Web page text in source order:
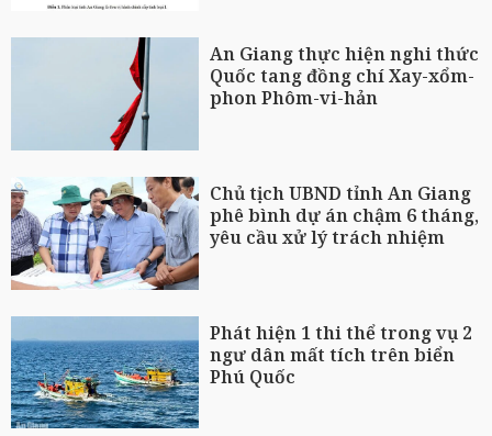
An Giang thực hiện nghi thức
Quốc tang đồng chí Xay-xổm-
phon Phôm-vi-hản
Chủ tịch UBND tỉnh An Giang
phê bình dự án chậm 6 tháng,
yêu cầu xử lý trách nhiệm
Phát hiện 1 thi thể trong vụ 2
ngư dân mất tích trên biển
Phú Quốc